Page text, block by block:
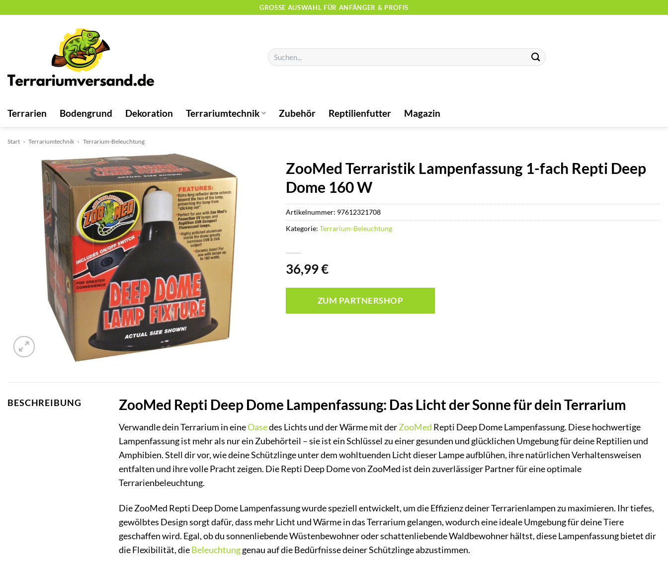
GROSSE AUSWAHL FÜR ANFÄNGER & PROFIS
Suchen
nach:
Terrarien Bodengrund Dekoration Terrariumtechnik Zubehör Reptilienfutter Magazin
Start » Terrariumtechnik » Terrarium-Beleuchtung
ZooMed Terraristik Lampenfassung 1-fach Repti Deep
Dome 160 W
36,99€
ZUM PARTNERSHOP
Artikelnummer: 97612321708
Kategorie: Terrarium-Beleuchtung
BESCHREIBUNG ZooMed Repti Deep Dome Lampenfassung: Das Licht der Sonne für dein Terrarium
Verwandle dein Terrarium in eineOasedes Lichts und der Wärme mit derZooMed Repti Deep Dome Lampenfassung. Diese hochwertige
Lampenfassung ist mehr als nur ein Zubehörteil – sie ist ein Schlüssel zu einer gesunden und glücklichen Umgebung für deine Reptilien und
Amphibien. Stell dir vor, wie deine Schützlinge unter dem wohltuenden Licht dieser Lampe aufblühen, ihre natürlichen Verhaltensweisen
entfalten und ihre volle Pracht zeigen. Die Repti Deep Dome von ZooMed ist dein zuverlässiger Partner für eine optimale
Terrarienbeleuchtung.
Die ZooMed Repti Deep Dome Lampenfassung wurde speziell entwickelt, um die Effizienz deiner Terrarienlampen zu maximieren. Ihr tiefes,
gewölbtes Design sorgt dafür, dass mehr Licht und Wärme in das Terrarium gelangen, wodurch eine ideale Umgebung für deine Tiere
geschaffen wird. Egal, ob du sonnenliebende Wüstenbewohner oder schattenliebende Waldbewohner hältst, diese Lampenfassung bietet dir
die Flexibilität, dieBeleuchtunggenau auf die Bedürfnisse deiner Schützlinge abzustimmen.